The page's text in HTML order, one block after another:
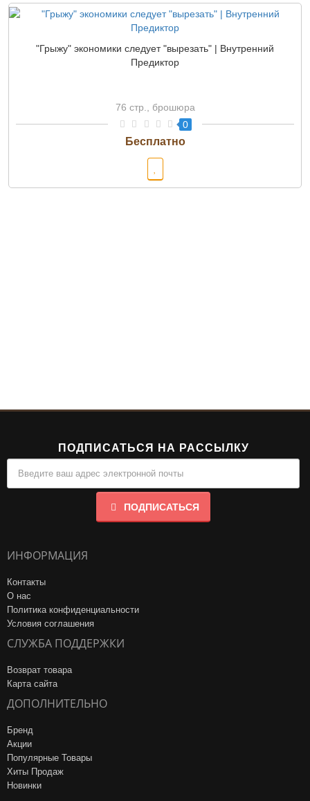
"Грыжу" экономики следует "вырезать" | Внутренний
Предиктор
76 стр., брошюра
0
ПОДПИСАТЬСЯ НА РАССЫЛКУ
ПОДПИСАТЬСЯ
ИНФОРМАЦИЯ
Контакты
О нас
Политика конфиденциальности
Условия соглашения
СЛУЖБА ПОДДЕРЖКИ
Возврат товара
Карта сайта
ДОПОЛНИТЕЛЬНО
Бренд
Акции
Популярные Товары
Хиты Продаж
Новинки